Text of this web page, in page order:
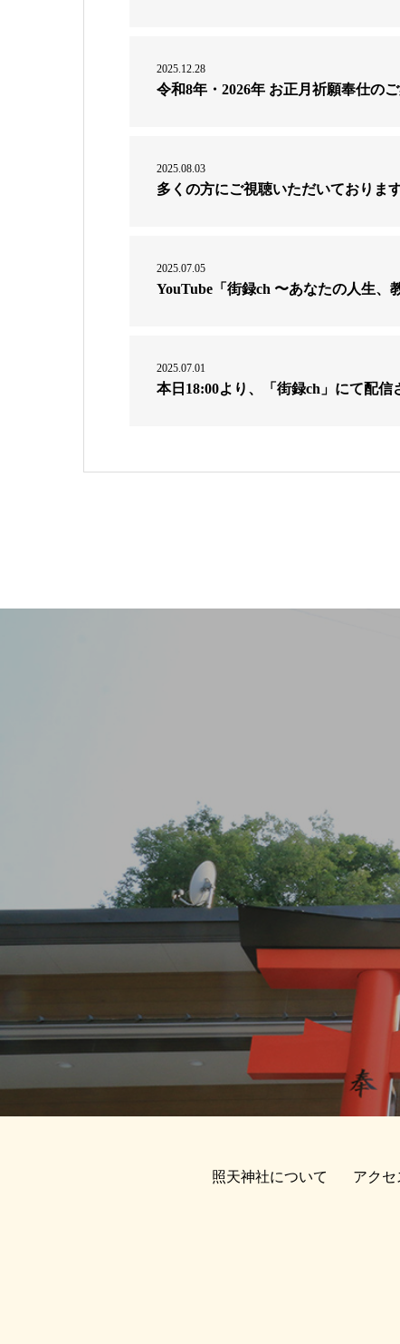
2025.12.28
令和8年・2026年 お正月祈願奉仕の
2025.08.03
多くの方にご視聴いただいておりま
2025.07.05
YouTube「街録ch 〜あなたの人生、
2025.07.01
本日18:00より、「街録ch」にて配信
照天神社について アクセ